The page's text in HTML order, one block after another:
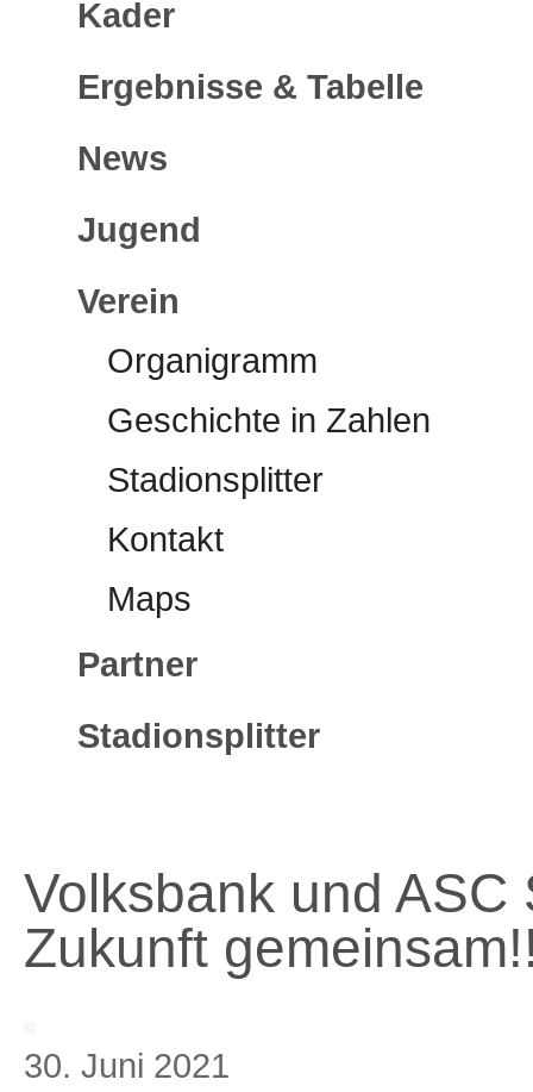
Kader
Ergebnisse & Tabelle
News
Jugend
Verein
Organigramm
Geschichte in Zahlen
Stadionsplitter
Kontakt
Maps
Partner
Stadionsplitter
Volksbank und
Zukunft
30. Juni 2021